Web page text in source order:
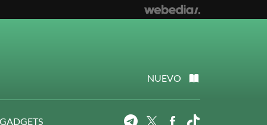
NUEVO
TelegramTwitterFacebook